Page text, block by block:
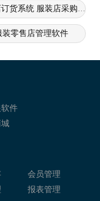
装采购系统
订货系统 服装店采购管理
装零售店管理软件
件
会员管理
报表管理